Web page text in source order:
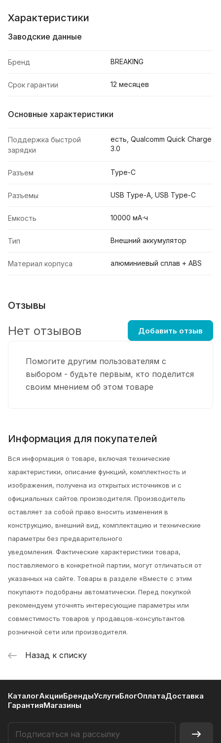
Характеристики
Заводские данные
Бренд BREAKING
Срок гарантии 12 месяцев
Основные характеристики
Поддержка быстрой
зарядки
есть, Qualcomm Quick Charge
3.0
Разъем Type-C
Разъемы USB Type-A, USB Type-C
Емкость 10000 мА⋅ч
Тип Внешний аккумулятор
Материал корпуса алюминиевый сплав + ABS
Отзывы
Помогите другим пользователям с
выбором - будьте первым, кто поделится
своим мнением об этом товаре
Нет отзывов Добавить отзыв
Информация для покупателей
Вся информация о товаре, включая технические
характеристики, описание функций, комплектность и
изображения, получена из открытых источников и с
официальных сайтов производителя. Производитель
оставляет за собой право вносить изменения в
конструкцию, внешний вид, комплектацию и технические
параметры без предварительного
уведомления. Фактические характеристики товара,
поставляемого в конкретной партии, могут отличаться от
указанных на сайте. Товары в разделе «Вместе с этим
покупают» подобраны автоматически. Перед покупкой
рекомендуем уточнять интересующие параметры или
совместимость товаров у продавцов-консультантов
розничной сети или производителя.
Назад к списку
КаталогАкцииБрендыУслугиБлогОплатаДоставка
ГарантияМагазины